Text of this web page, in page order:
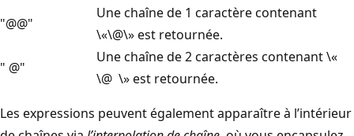
"@@"
Une chaîne de 1 caractère contenant
\«\@\» est retournée.
" @"
Une chaîne de 2 caractères contenant \«
\@ \» est retournée.
Les expressions peuvent également apparaître à l’intérieur